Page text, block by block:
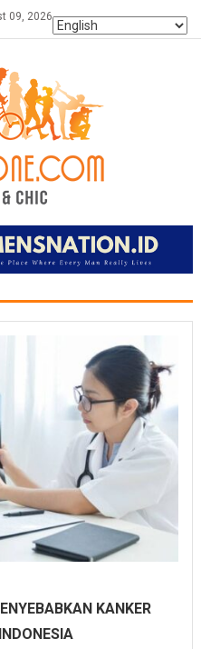
09, 2026
KANKER